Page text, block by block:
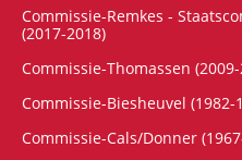
Commissie-Remkes -
(2017-2018)
Commissie-Thomassen
Commissie-Biesheuvel (1982-
Commissie-Cals/Donner